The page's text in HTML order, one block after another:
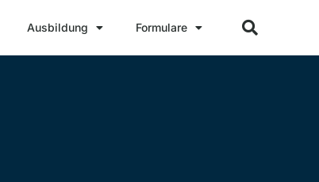
Ausbildung Formulare